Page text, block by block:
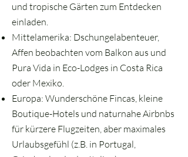
und tropische Gärten zum Entdecken
einladen.
Mittelamerika: Dschungelabenteuer,
Affen beobachten vom Balkon aus und
Pura Vida in Eco-Lodges in Costa Rica
oder Mexiko.
Europa: Wunderschöne Fincas, kleine
Boutique-Hotels und naturnahe Airbnbs
für kürzere Flugzeiten, aber maximales
Urlaubsgefühl (z.B. in Portugal,